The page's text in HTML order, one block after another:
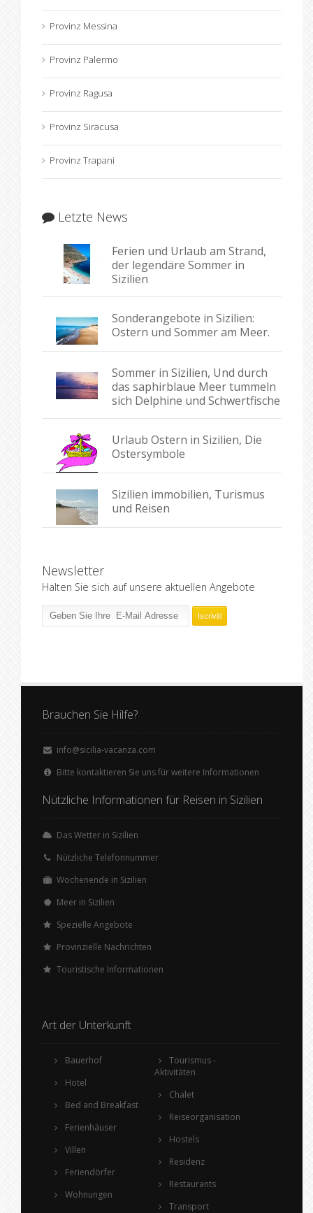
Provinz Messina
Provinz Palermo
Provinz Ragusa
Provinz Siracusa
Provinz Trapani
Letzte News
Ferien und Urlaub am Strand,
der legendäre Sommer in
Sizilien
Sonderangebote in Sizilien:
Ostern und Sommer am Meer.
Sommer in Sizilien, Und durch
das saphirblaue Meer tummeln
sich Delphine und Schwertfische
Urlaub Ostern in Sizilien, Die
Ostersymbole
Sizilien immobilien, Turismus
und Reisen
Newsletter
Halten Sie sich auf unsere aktuellen Angebote
Brauchen Sie Hilfe?
info@sicilia-vacanza.com
Bitte kontaktieren Sie uns für weitere Informationen
Nützliche Informationen für Reisen in Sizilien
Das Wetter in Sizilien
Nützliche Telefonnummer
Wochenende in Sizilien
Meer in Sizilien
Spezielle Angebote
Provinzielle Nachrichten
Touristische Informationen
Art der Unterkunft
Bauerhof
Hotel
Bed and Breakfast
Ferienhäuser
Villen
Feriendörfer
Wohnungen
Tourismus -
Aktivitäten
Chalet
Reiseorganisation
Hostels
Residenz
Restaurants
Transport